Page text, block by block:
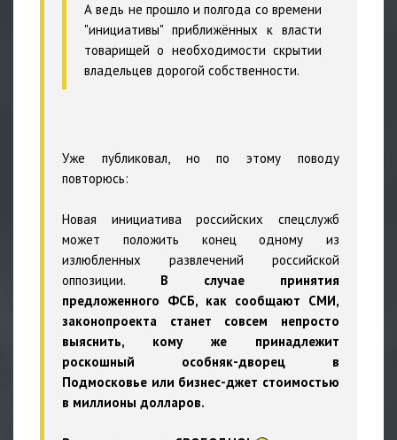
А ведь не прошло и полгода со времени
"инициативы" приближённых к власти
товарищей о необходимости скрытии
владельцев дорогой собственности.
Уже публиковал, но по этому поводу
повторюсь:
Новая инициатива российских спецслужб
может положить конец одному из
излюбленных развлечений российской
оппозиции. В случае принятия
предложенного ФСБ, как сообщают СМИ,
законопроекта станет совсем непросто
выяснить, кому же принадлежит
роскошный особняк-дворец в
Подмосковье или бизнес-джет стоимостью
в миллионы долларов.